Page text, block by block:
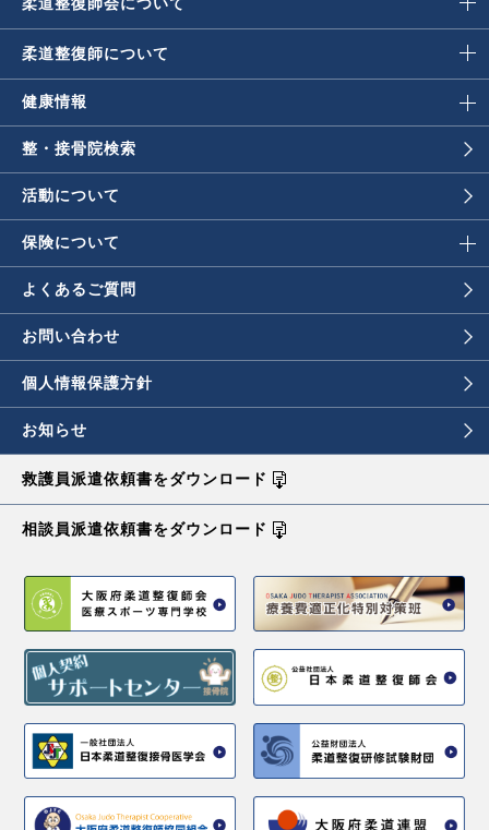
柔道整復師について
健康情報
整・接骨院検索
活動について
保険について
よくあるご質問
お問い合わせ
個人情報保護方針
お知らせ
救護員派遣依頼書をダウンロード
相談員派遣依頼書をダウンロード